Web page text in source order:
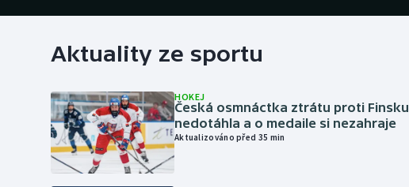
Aktuality ze sportu
HOKEJ
Česká osmnáctka ztrátu proti Finsku
nedotáhla a o medaile si nezahraje
Aktualizováno před 35 min